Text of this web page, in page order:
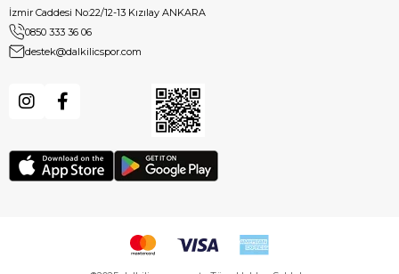
İzmir Caddesi No:22/12-13 Kızılay ANKARA
0850 333 36 06
destek@dalkilicspor.com